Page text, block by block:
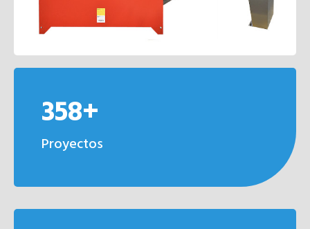
358+
Proyectos